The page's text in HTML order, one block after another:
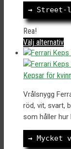
kan
på
→ Street-
Rea!
Välj alternativDen
har
Kepsar för
Vrålsnygg
röd, vit, svart,
som håller hur
→ Mycket